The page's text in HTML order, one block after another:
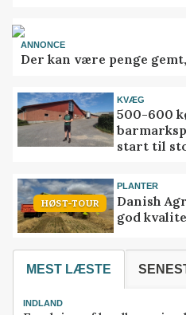
ANNONCE
Der kan være penge
KVÆG
500-600
start til
HØST-TOUR
PLANTER
Danish
god
MEST LÆSTE
INDLAND